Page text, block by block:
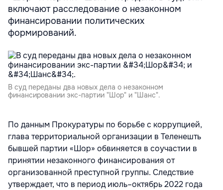
включают расследование о незаконном
финансировании политических
формирований.
В суд переданы два новых дела о незаконном
финансировании экс-партии "Шор" и "Шанс".
По данным Прокуратуры по борьбе с коррупцией,
глава территориальной организации в Теленешть
бывшей партии «Шор» обвиняется в соучастии в
принятии незаконного финансирования от
организованной преступной группы. Следствие
утверждает, что в период июль–октябрь 2022 года